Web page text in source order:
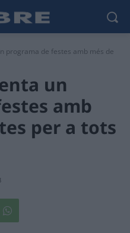
programa de festes amb més de
un
amb
per a tots